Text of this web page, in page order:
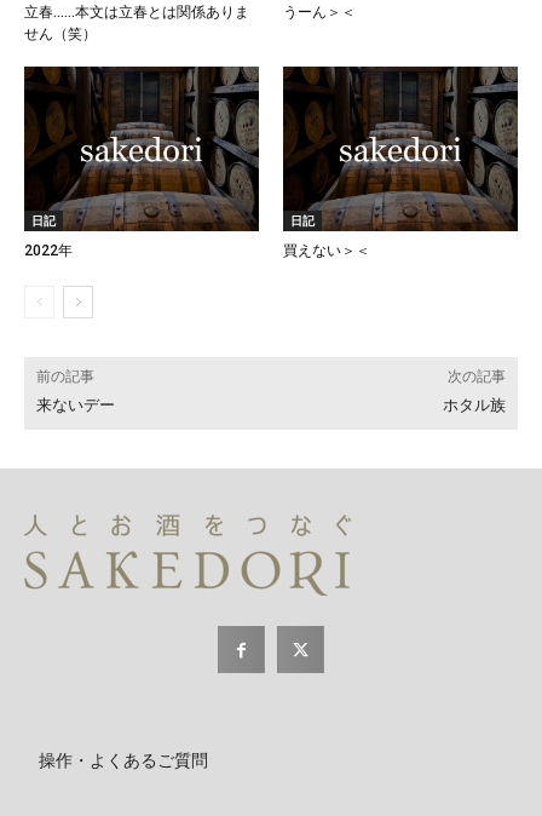
立春……本文は立春とは関係ありま
せん（笑）
うーん＞＜
日記
2022年
日記
買えない＞＜
前の記事
来ないデー
次の記事
ホタル族
操作・よくあるご質問